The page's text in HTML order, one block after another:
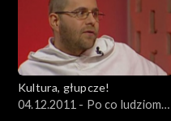
Kultura, głupcze!
04.12.2011 - Po co ludziom